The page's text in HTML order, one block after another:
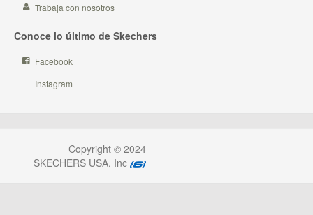
Trabaja con nosotros
Conoce lo último de Skechers
Facebook
Instagram
Copyright © 2024
SKECHERS USA, Inc